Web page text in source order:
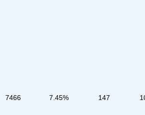
7466 7.45% 147